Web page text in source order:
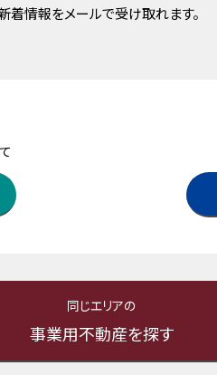
着情報をメールで受け取れます。
同じエリアの
事業用不動産を探す